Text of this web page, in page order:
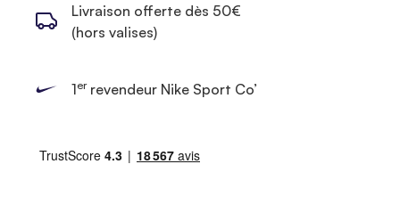
Livraison offerte dès 50€
(hors valises)
1errevendeur Nike Sport Co’